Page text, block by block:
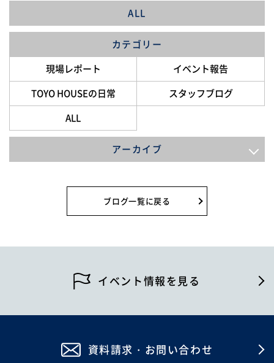
ALL
カテゴリー
現場レポート
イベント報告
TOYO HOUSEの日常
スタッフブログ
ALL
アーカイブ
2026年7月
2026年5月
2026年4月
2025年12月
ブログ一覧に戻る
イベント情報を見る
資料請求・お問い合わせ